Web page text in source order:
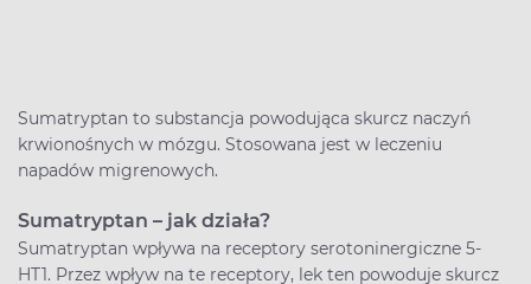
Sumatryptan to substancja powodująca skurcz naczyń
krwionośnych w mózgu. Stosowana jest w leczeniu
napadów migrenowych.
Sumatryptan – jak działa?
Sumatryptan wpływa na receptory serotoninergiczne 5-
HT1. Przez wpływ na te receptory, lek ten powoduje skurcz